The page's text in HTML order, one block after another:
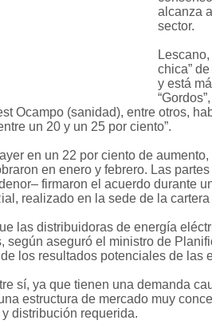
alcanza
sector.
chica”
y está
Ocampo (sanidad), entre otros,
un 20 y un 25 por ciento”.
en un 22 por ciento de
en enero y febrero. Las
firmaron el acuerdo durante
realizado en la sede de la
las distribuidoras de energía
según aseguró el ministro de
los resultados potenciales de las
sí, ya que tienen una demanda
estructura de mercado muy
distribución requerida.